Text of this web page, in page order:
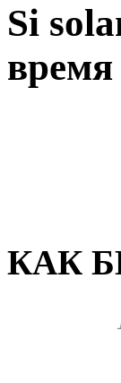
Si
время
КАК